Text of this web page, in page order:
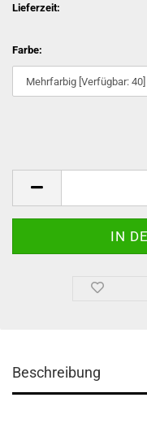
Lieferzeit:
Farbe:
Beschreibung